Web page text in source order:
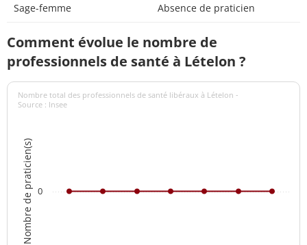
Sage-femme Absence de praticien
Comment évolue le nombre de
professionnels de santé à Lételon ?
Nombre de praticien(s)
Nombre total des professionnels de santé libéraux à Lételon -
Source : Insee
0